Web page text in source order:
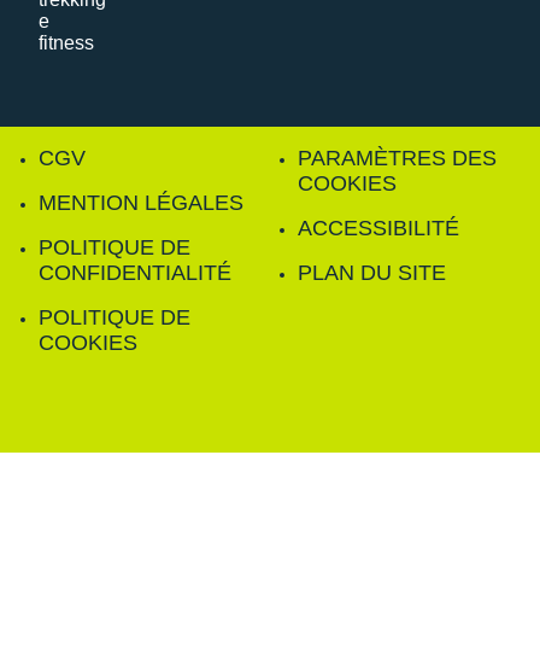
CGV
MENTION LÉGALES
POLITIQUE DE
CONFIDENTIALITÉ
POLITIQUE DE
COOKIES
PARAMÈTRES DES
COOKIES
ACCESSIBILITÉ
PLAN DU SITE